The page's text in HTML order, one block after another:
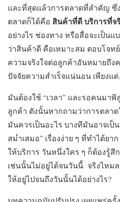
และที่สุดแล้วการตลาดที่สำคัญ ซึ่ง
ตลาดก็ได้คือ สินค้าที่ดี บริการที่จ
อย่างไร ช่องทาง หรือสื่อจะเป็น
ว่าสินค้าดี คือเหมาะสม ตอบโจท
ความจริงใจต่อลูกค้าอันหมายถึง
ปัจจัยความสำเร็จแน่นอน เพียงแ
มันต้องใช้ “เวลา” และรอคนมา
ลูกค้า ดังนั้นหากถามว่าการตลา
มันควรเป็นอะไร บางทีมันอาจเป็
สม่ำเสมอ” เรื่องง่าย ๆ ที่ทำได้ยา
ให้บริการ วันหนึ่งใคร ๆ ก็ต้องรู้สึ
เช่นนั้นไม่อยู่ได้จนวันนี้ จริงไหม
ให้อยู่ไปจนถึงวันนั้นได้อย่างไร?